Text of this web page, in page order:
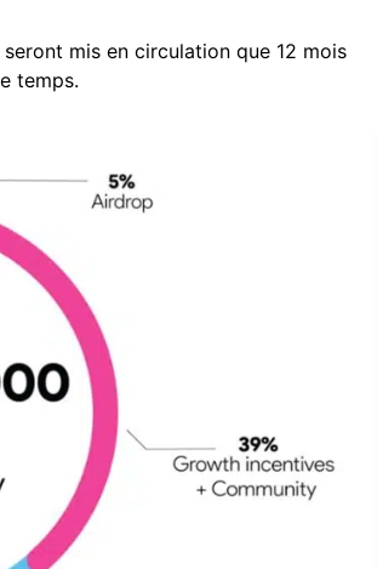
mis en circulation que 12 mois
temps.